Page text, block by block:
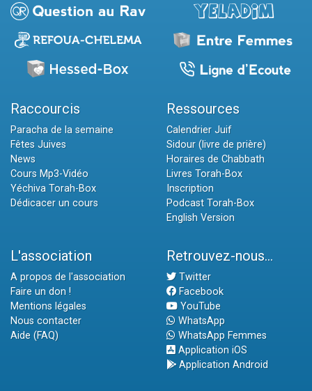
Raccourcis
Paracha de la semaine
Fêtes Juives
News
Cours Mp3-Vidéo
Yéchiva Torah-Box
Dédicacer un cours
Ressources
Calendrier Juif
Sidour (livre de prière)
Horaires de Chabbath
Livres Torah-Box
Inscription
Podcast Torah-Box
English Version
L'association
A propos de l'association
Faire un don !
Mentions légales
Nous contacter
Aide (FAQ)
Retrouvez-nous...
Twitter
Facebook
YouTube
WhatsApp
WhatsApp Femmes
Application iOS
Application Android